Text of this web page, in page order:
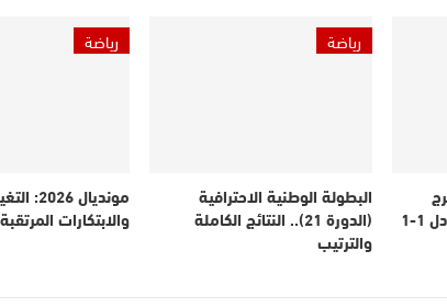
1
رياضة
البطولة الوطنية الاحترافية
(الدورة 21).. النتائج الكاملة
والترتيب
رياضة
مونديال
والابتكارات المرتقبة